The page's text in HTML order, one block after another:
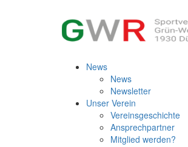
News
News
Newsletter
Unser Verein
Vereinsgeschichte
Ansprechpartner
Mitglied werden?